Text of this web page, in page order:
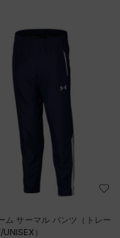
ム サーマル パンツ（トレー
）